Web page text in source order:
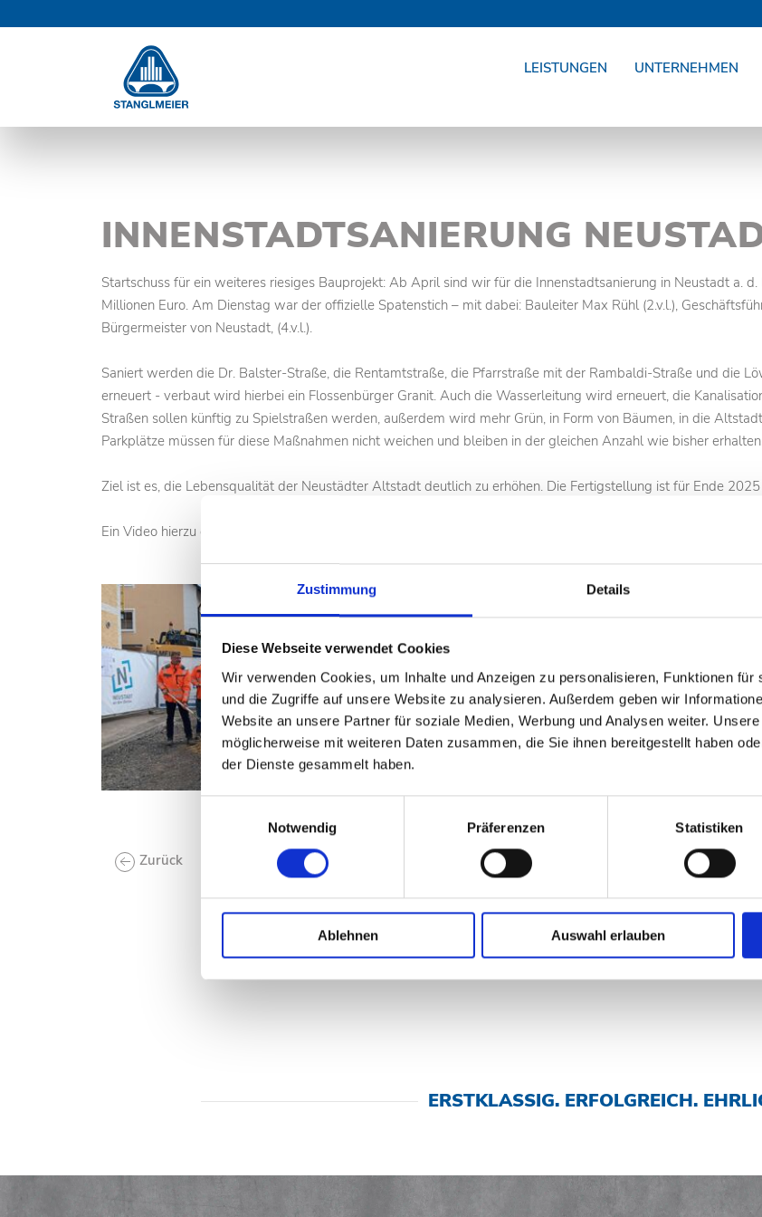
Zustimmung Details
Diese Webseite verwendet Cookies
Wir verwenden Cookies, um Inhalte und Anzeigen zu personalisieren, Funktionen für
und die Zugriffe auf unsere Website zu analysieren. Außerdem geben wir
Website an unsere Partner für soziale Medien, Werbung und Analysen weiter.
möglicherweise mit weiteren Daten zusammen, die Sie ihnen bereitgestellt haben
der Dienste gesammelt haben.
Notwendig
Präferenzen Statistiken
Ablehnen Auswahl erlauben
LEISTUNGEN UNTERNEHMEN
INNENSTADTSANIERUNG
Startschuss für ein weiteres riesiges Bauprojekt: Ab April sind wir für die Innenstadtsanierung in Neustadt a.
Millionen Euro. Am Dienstag war der offizielle Spatenstich – mit dabei: Bauleiter Max Rühl (2.v.l.),
Bürgermeister von Neustadt, (4.v.l.).
Saniert werden die Dr. Balster-Straße, die Rentamtstraße, die Pfarrstraße mit der Rambaldi-Straße und die
erneuert - verbaut wird hierbei ein Flossenbürger Granit. Auch die Wasserleitung wird erneuert, die
Straßen sollen künftig zu Spielstraßen werden, außerdem wird mehr Grün, in Form von Bäumen, in die
Parkplätze müssen für diese Maßnahmen nicht weichen und bleiben in der gleichen Anzahl wie bisher
Ziel ist es, die Lebensqualität der Neustädter Altstadt deutlich zu erhöhen. Die Fertigstellung ist für Ende
Ein Video hierzu gibt es bei TVA:
Zurück
ERSTKLASSIG. ERFOLGREICH.